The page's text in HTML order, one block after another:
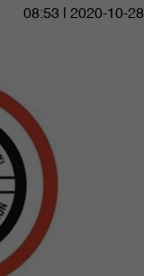
08:53 | 2020-10-28